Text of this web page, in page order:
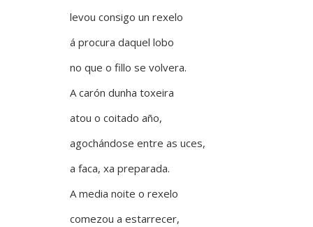
levou consigo un rexelo
á procura daquel lobo
no que o fillo se volvera.
A carón dunha toxeira
atou o coitado año,
agochándose entre as uces,
a faca, xa preparada.
A media noite o rexelo
comezou a estarrecer,